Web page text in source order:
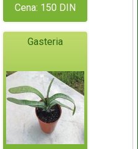
Cena: 150 DIN
Gasteria